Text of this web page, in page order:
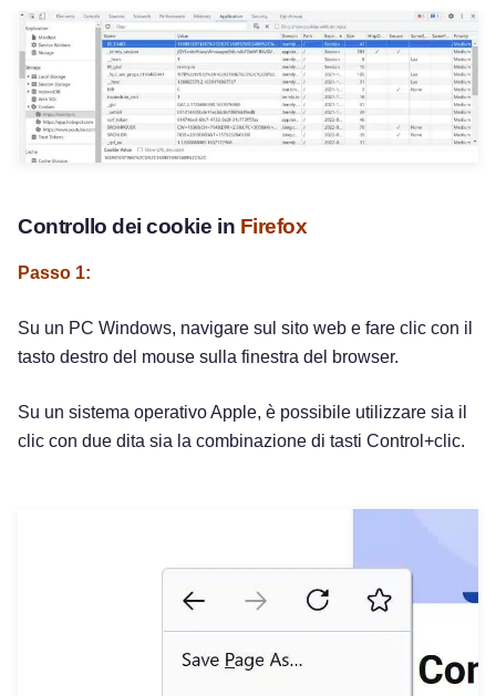
Controllo dei cookie in Firefox
Passo 1:
Su un PC Windows, navigare sul sito web e fare clic con il
tasto destro del mouse sulla finestra del browser.
Su un sistema operativo Apple, è possibile utilizzare sia il
clic con due dita sia la combinazione di tasti Control+clic.